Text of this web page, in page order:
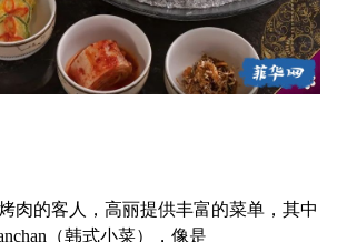
肉的客人，高丽提供丰富的菜单，其中
（韩式小菜），像是